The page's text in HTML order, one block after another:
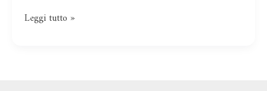
Leggi tutto »